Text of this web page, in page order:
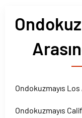
Ondokuzmayıs
Ondokuzmayıs